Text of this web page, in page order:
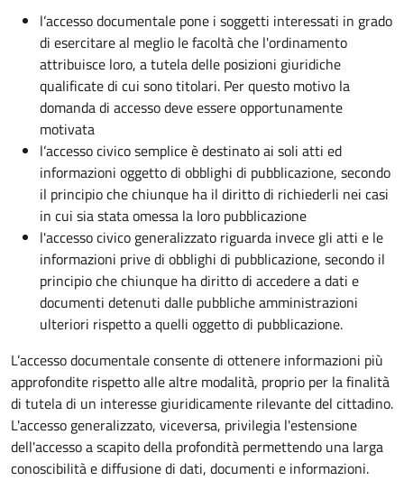
l’accesso documentale pone i soggetti interessati in grado
di esercitare al meglio le facoltà che l'ordinamento
attribuisce loro, a tutela delle posizioni giuridiche
qualificate di cui sono titolari. Per questo motivo la
domanda di accesso deve essere opportunamente
motivata
l’accesso civico semplice è destinato ai soli atti ed
informazioni oggetto di obblighi di pubblicazione, secondo
il principio che chiunque ha il diritto di richiederli nei casi
in cui sia stata omessa la loro pubblicazione
l'accesso civico generalizzato riguarda invece gli atti e le
informazioni prive di obblighi di pubblicazione, secondo il
principio che chiunque ha diritto di accedere a dati e
documenti detenuti dalle pubbliche amministrazioni
ulteriori rispetto a quelli oggetto di pubblicazione.
L’accesso documentale consente di ottenere informazioni più
approfondite rispetto alle altre modalità, proprio per la finalità
di tutela di un interesse giuridicamente rilevante del cittadino.
L'accesso generalizzato, viceversa, privilegia l'estensione
dell'accesso a scapito della profondità permettendo una larga
conoscibilità e diffusione di dati, documenti e informazioni.